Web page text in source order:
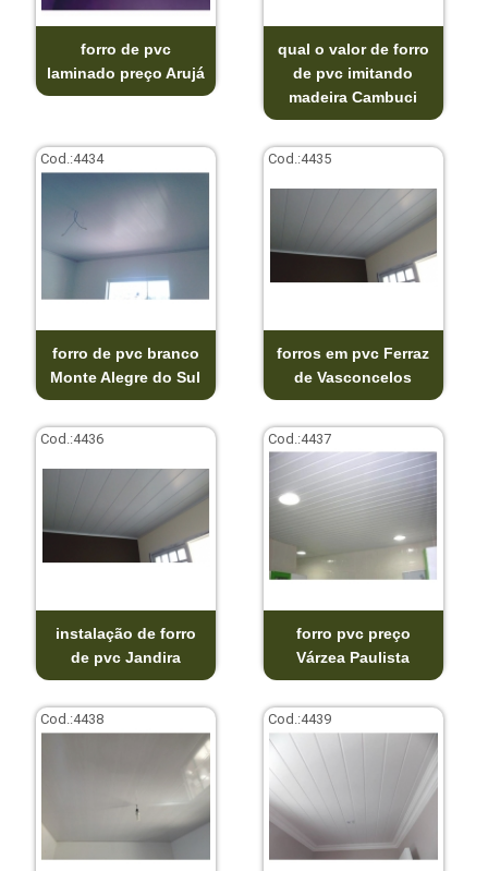
forro de pvc
laminado preço Arujá
qual o valor de forro
de pvc imitando
madeira Cambuci
Cod.:4434
forro de pvc branco
Monte Alegre do Sul
Cod.:4435
forros em pvc Ferraz
de Vasconcelos
Cod.:4436
instalação de forro
de pvc Jandira
Cod.:4437
forro pvc preço
Várzea Paulista
Cod.:4438 Cod.:4439